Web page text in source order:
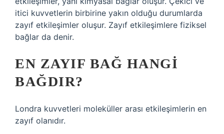
itici kuvvetlerin birbirine yakın olduğu durumlarda
zayıf etkileşimler oluşur. Zayıf etkileşimlere fiziksel
bağlar da denir.
EN ZAYIF BAĞ HANGI
BAĞDIR?
Londra kuvvetleri moleküller arası etkileşimlerin en
zayıf olanıdır.